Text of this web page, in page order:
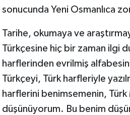
sonucunda Yeni Osmanlıca
Tarihe, okumaya ve
Türkçesine hiç bir zaman ilgi
harflerinden evrilmiş
Türkçeyi, Türk harfleriyle
harflerini benimsemenin, Türk
düşünüyorum. Bu benim